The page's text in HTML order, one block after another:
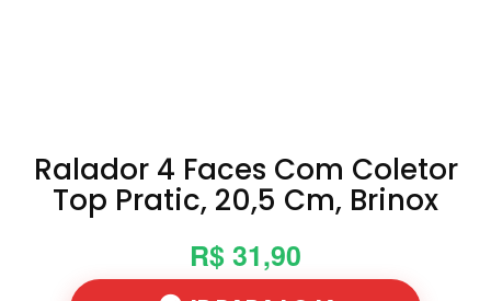
Ralador 4 Faces Com Coletor
Top Pratic, 20,5 Cm, Brinox
R$ 31,90